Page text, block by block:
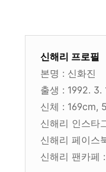
신해리 프로필
본명 : 신화진
출생 : 1992. 3.
신체 : 169cm,
신해리 인스타
신해리 페이스
신해리 팬카페 :